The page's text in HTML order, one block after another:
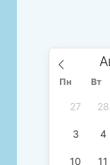
Пн Вт
27 28
3 4
10 11